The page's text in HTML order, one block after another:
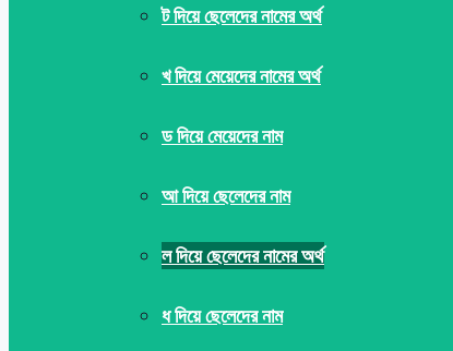
ট দিয়ে ছেলেদের নামের অর্থ
খ দিয়ে মেয়েদের নামের অর্থ
ড দিয়ে মেয়েদের নাম
আ দিয়ে ছেলেদের নাম
ল দিয়ে ছেলেদের নামের অর্থ
ধ দিয়ে ছেলেদের নাম